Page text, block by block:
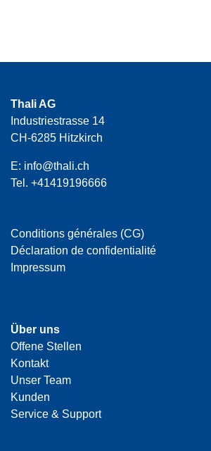
Thali AG
Industriestrasse 14
CH-6285 Hitzkirch
E: info@thali.ch
Tel. +41419196666
Conditions générales (CG)
Déclaration de confidentialité
Impressum
Über uns
Offene Stellen
Kontakt
Unser Team
Kunden
Service & Support